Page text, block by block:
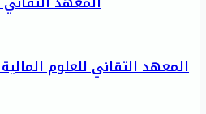
المعهد التقاني للعلوم المالية